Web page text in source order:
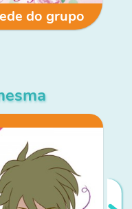
do grupo